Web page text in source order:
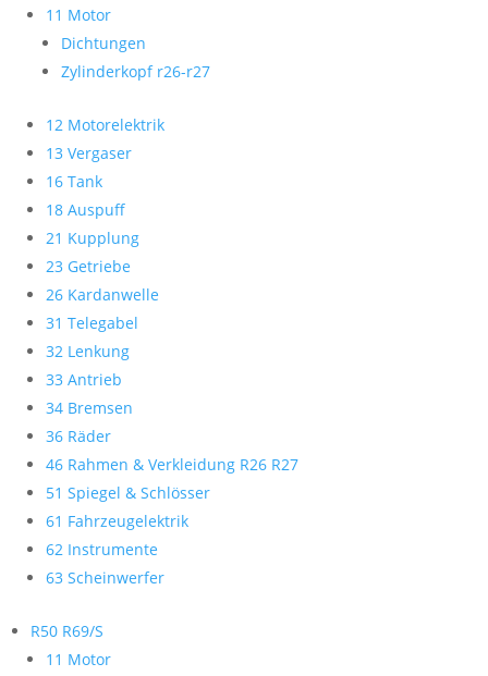
11 Motor
Dichtungen
Zylinderkopf r26-r27
12 Motorelektrik
13 Vergaser
16 Tank
18 Auspuff
21 Kupplung
23 Getriebe
26 Kardanwelle
31 Telegabel
32 Lenkung
33 Antrieb
34 Bremsen
36 Räder
46 Rahmen & Verkleidung R26 R27
51 Spiegel & Schlösser
61 Fahrzeugelektrik
62 Instrumente
63 Scheinwerfer
R50 R69/S
11 Motor